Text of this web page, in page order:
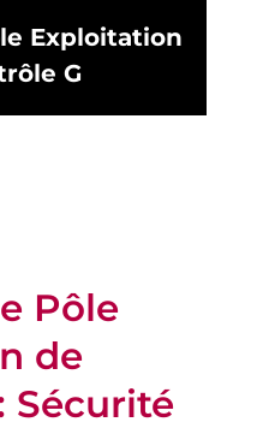
Exploitation
G
Pôle
de
Sécurité